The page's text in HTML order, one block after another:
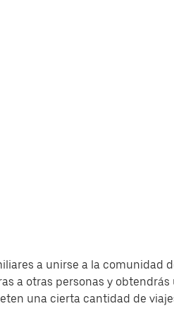
a unirse a la comunidad
a otras personas y obtendrás
una cierta cantidad de